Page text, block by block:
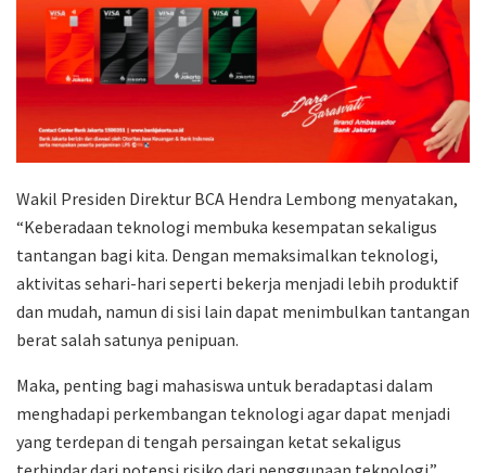
Wakil Presiden Direktur BCA Hendra Lembong menyatakan,
“Keberadaan teknologi membuka kesempatan sekaligus
tantangan bagi kita. Dengan memaksimalkan teknologi,
aktivitas sehari-hari seperti bekerja menjadi lebih produktif
dan mudah, namun di sisi lain dapat menimbulkan tantangan
berat salah satunya penipuan.
Maka, penting bagi mahasiswa untuk beradaptasi dalam
menghadapi perkembangan teknologi agar dapat menjadi
yang terdepan di tengah persaingan ketat sekaligus